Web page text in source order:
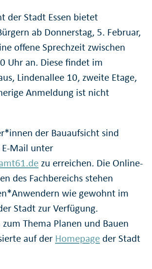
der Stadt Essen bietet
ab Donnerstag, 5. Februar,
offene Sprechzeit zwischen
Uhr an. Diese findet im
Lindenallee 10, zweite Etage,
Anmeldung ist nicht
der Bauaufsicht sind
Mail unter
zu erreichen. Die Online-
des Fachbereichs stehen
wie gewohnt im
Stadt zur Verfügung.
Thema Planen und Bauen
auf der Homepage der Stadt